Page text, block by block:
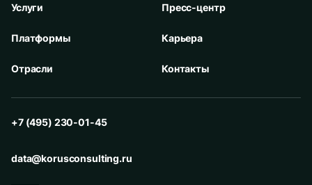
Услуги
Платформы
Отрасли
Пресс-центр
Карьера
Контакты
+7 (495) 230-01-45
data@korusconsulting.ru